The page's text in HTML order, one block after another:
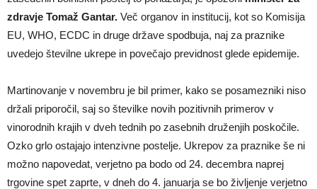
zdravje Tomaž Gantar. Več organov in institucij, kot so Komisija
EU, WHO, ECDC in druge države spodbuja, naj za praznike
uvedejo številne ukrepe in povečajo previdnost glede epidemije.
Martinovanje v novembru je bil primer, kako se posamezniki niso
držali priporočil, saj so številke novih pozitivnih primerov v
vinorodnih krajih v dveh tednih po zasebnih druženjih poskočile.
Ozko grlo ostajajo intenzivne postelje. Ukrepov za praznike še ni
možno napovedat, verjetno pa bodo od 24. decembra naprej
trgovine spet zaprte, v dneh do 4. januarja se bo življenje verjetno